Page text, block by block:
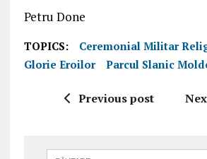
Petru Done
TOPICS:
Ceremonial Militar
Glorie Eroilor
Parcul Slanic
Previous post